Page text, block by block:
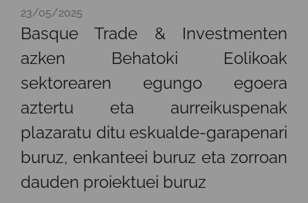
23/05/2025
Basque Trade & Investmenten
azken Behatoki Eolikoak
sektorearen egungo egoera
aztertu eta aurreikuspenak
plazaratu ditu eskualde-garapenari
buruz, enkanteei buruz eta zorroan
dauden proiektuei buruz